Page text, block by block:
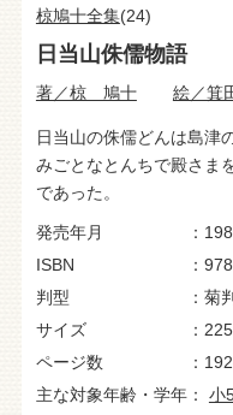
椋鳩十全集(24)
日当山侏儒物語
著／椋 鳩十 絵／箕
日当山の侏儒どんは島津
みごとなとんちで殿さま
であった。
発売年月
ISBN
判型
菊
サイズ
ページ数
主な対象年齢・学年
小